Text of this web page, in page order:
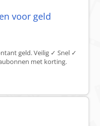
voor geld
geld. Veilig ✓ Snel ✓
met korting.